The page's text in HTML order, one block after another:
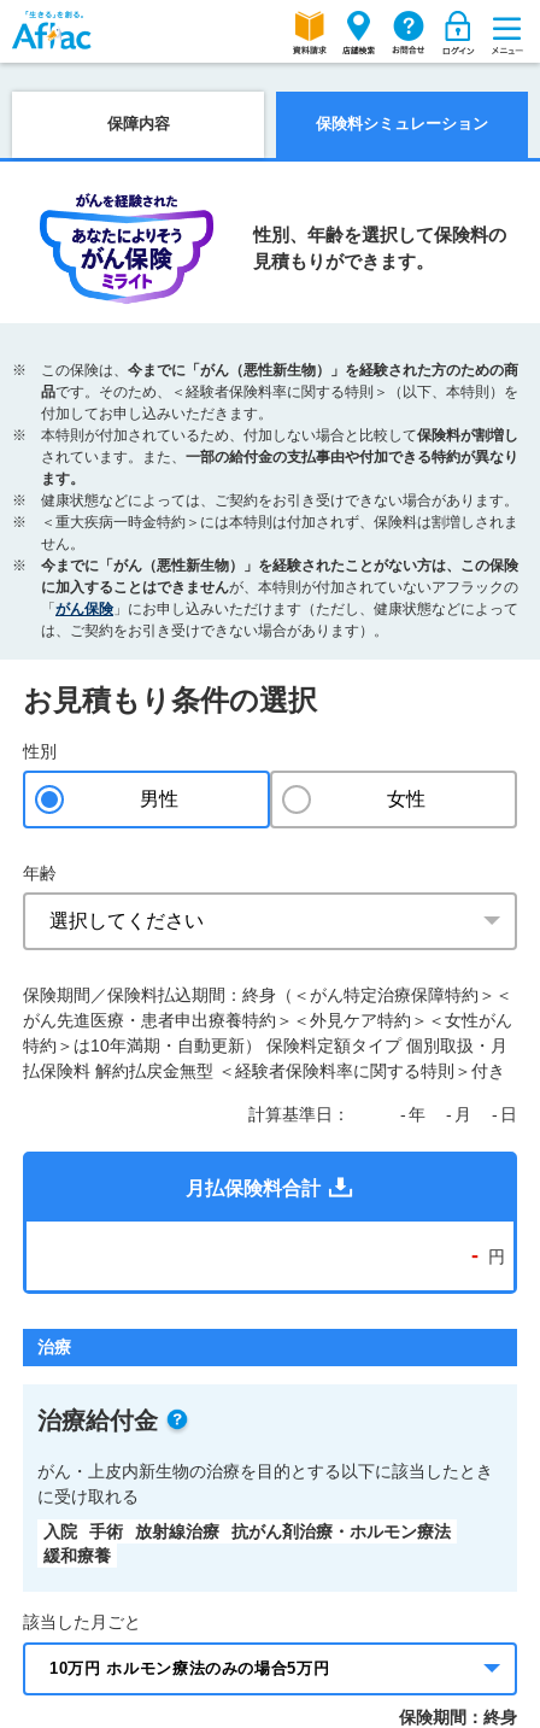
保障内容 保険料シミュレーション
性別、年齢を選択して保険料の
見積もりができます。
この保険は、 今までに「がん（悪性新生物）」を経験された方のための商
品です。そのため、＜経験者保険料率に関する特則＞（以下、本特則）を
付加してお申し込みいただきます。
本特則が付加されているため、付加しない場合と比較して保険料が割増し
されています。また、 一部の給付金の支払事由や付加できる特約が異なり
ます。
健康状態などによっては、ご契約をお引き受けできない場合があります。
＜重大疾病一時金特約＞には本特則は付加されず、保険料は割増しされま
せん。
今までに「がん（悪性新生物）」を経験されたことがない方は、この保険
に加入することはできませんが、本特則が付加されていないアフラックの
「がん保険 」にお申し込みいただけます（ただし、健康状態などによって
は、ご契約をお引き受けできない場合があります）。
お見積もり条件の選択
性別
男性 女性
年齢
保険期間／保険料払込期間：終身（＜がん特定治療保障特約＞＜
がん先進医療・患者申出療養特約＞＜外見ケア特約＞＜女性がん
特約＞は10年満期・自動更新） 保険料定額タイプ 個別取扱・月
払保険料 解約払戻金無型 ＜経験者保険料率に関する特則＞付き
計算基準日： -年 - 月 - 日
月払保険料合計
- 円
治療
治療給付金
がん・上皮内新生物の治療を目的とする以下に該当したとき
に受け取れる
入院
手術 放射線治療
抗がん剤治療・ホルモン療法
緩和療養
該当した月ごと
保険期間：終身